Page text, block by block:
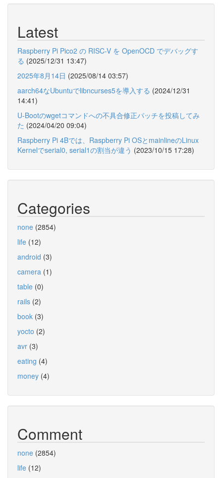
Latest
Raspberry Pi Pico2 の RISC-V を OpenOCD でデバッグす
る (2025/12/31 13:47)
2025年8月14日 (2025/08/14 03:57)
aarch64なUbuntuでlibncurses5を導入する (2024/12/31
14:41)
U-Bootのwgetコマンドへの不具合修正パッチを投稿してみ
た (2024/04/20 09:04)
Raspberry Pi 4Bでは、Raspberry Pi OSとmainlineのLinux
Kernelでserial0, serial1の割当が違う (2023/10/15 17:28)
Categories
none (2854)
life (12)
android (3)
camera (1)
table (0)
rails (2)
book (3)
yocto (2)
avr (3)
eating (4)
money (4)
Comment
none (2854)
life (12)